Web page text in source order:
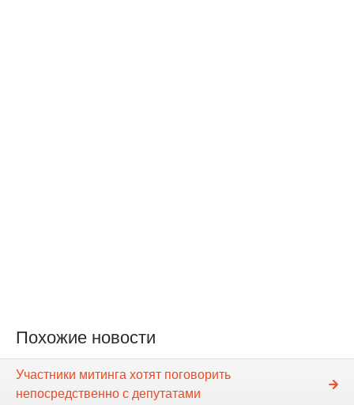
Похожие новости
Участники митинга хотят поговорить
непосредственно с депутатами